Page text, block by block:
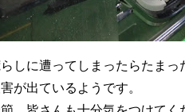
しに遭ってしまったらたまっ
が出ているようです。
。皆さんも十分気をつけてく